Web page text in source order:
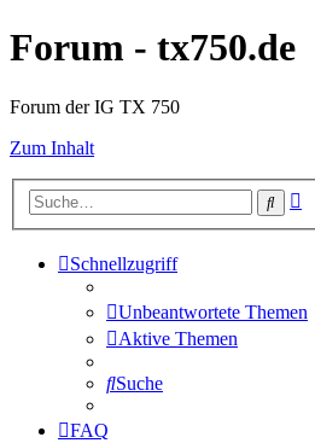
Forum - tx750.de
Forum der IG TX 750
Zum Inhalt
Suche
Schnellzugriff
Unbeantwortete Themen
Aktive Themen
Suche
FAQ